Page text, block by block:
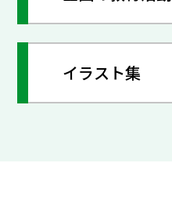
イラスト集